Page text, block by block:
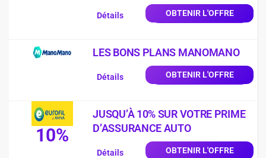
OBTENIR L'OFFRE
Détails
LES BONS PLANS MANOMANO
OBTENIR L'OFFRE
Détails
10%
JUSQU’À 10% SUR VOTRE PRIME
D’ASSURANCE AUTO
OBTENIR L'OFFRE
Détails